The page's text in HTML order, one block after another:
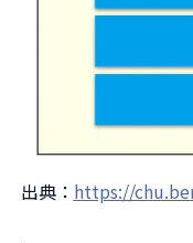
出典： https://